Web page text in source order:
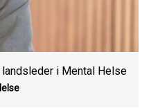
i Mental Helse